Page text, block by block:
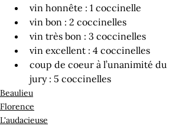
vin honnête : 1 coccinelle
vin bon : 2 coccinelles
vin très bon : 3 coccinelles
vin excellent : 4 coccinelles
coup de coeur à l’unanimité du
jury : 5 coccinelles
Beaulieu
Florence
L'audacieuse